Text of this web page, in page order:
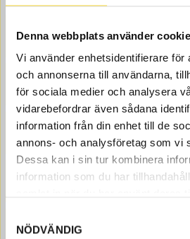
Denna webbplats använder
Vi använder enhetsidentifierare för
och annonserna till användarna,
för sociala medier och analysera
vidarebefordrar även sådana
information från din enhet till de
annons- och analysföretag som vi
Dessa kan i sin tur kombinera
information som du har
NÖDVÄNDIG
POSITION 3
POSITION 4
POSITION 5
POSITION 6
POSITION 7